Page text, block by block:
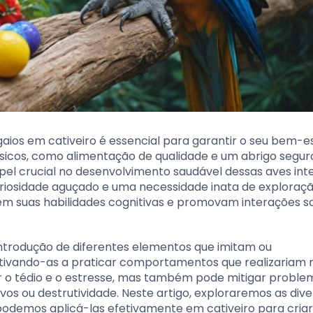
em cativeiro é essencial para garantir o seu bem-
como alimentação de qualidade e um abrigo
crucial no desenvolvimento saudável dessas aves
aguçado e uma necessidade inata de
suas habilidades cognitivas e promovam interações
de diferentes elementos que imitam ou
as a praticar comportamentos que realizariam
o tédio e o estresse, mas também pode mitigar
ou destrutividade. Neste artigo, exploraremos as
aplicá-las efetivamente em cativeiro para